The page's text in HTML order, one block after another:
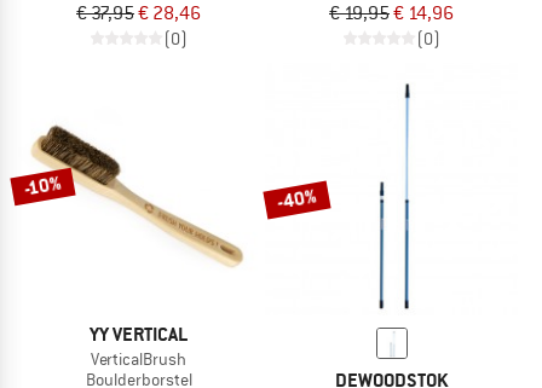
€ 37,95€ 28,46
(0)
€ 19,95€ 14,96
(0)
-10%
YY VERTICAL
VerticalBrush
Boulderborstel
-40%
DEWOODSTOK